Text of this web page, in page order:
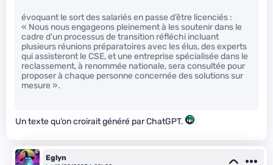
évoquant le sort des salariés en passe d’être licenciés :
« Nous nous engageons pleinement à les soutenir dans le
cadre d’un processus de transition réfléchi incluant
plusieurs réunions préparatoires avec les élus, des experts
qui assisteront le CSE, et une entreprise spécialisée dans le
reclassement, à renommée nationale, sera consultée pour
proposer à chaque personne concernée des solutions sur
mesure ».
Un texte qu’on croirait généré par ChatGPT.
Eglyn